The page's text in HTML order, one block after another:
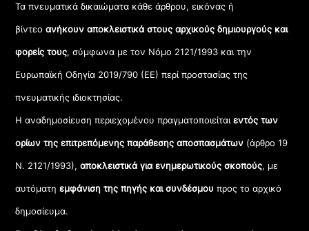
Τα πνευματικά δικαιώματα κάθε άρθρου, εικόνας ή
βίντεοανήκουν αποκλειστικά στους αρχικούς δημιουργούς και
φορείς τους, σύμφωνα με τον Νόμο 2121/1993 και την
Ευρωπαϊκή Οδηγία 2019/790 (ΕΕ) περί προστασίας της
πνευματικής ιδιοκτησίας.
Η αναδημοσίευση περιεχομένου πραγματοποιείταιεντός των
ορίων της επιτρεπόμενης παράθεσης αποσπασμάτων (άρθρο 19
Ν. 2121/1993), αποκλειστικά για ενημερωτικούς σκοπούς, με
αυτόματηεμφάνιση της πηγής και συνδέσμου προς το αρχικό
δημοσίευμα.